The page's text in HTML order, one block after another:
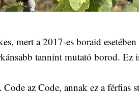
mert a 2017-es boraid
tannint mutató borod. Ez
az Code, annak ez a férfias